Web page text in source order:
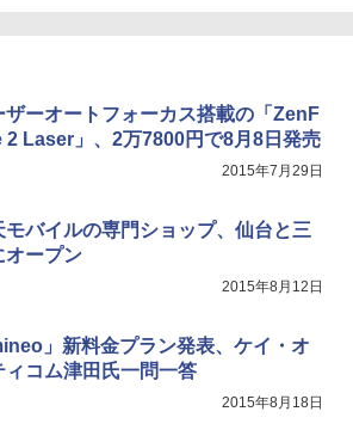
ザーオートフォーカス搭載の「ZenF
2 Laser」、2万7800円で8月8日発売
2015年7月29日
モバイルの専門ショップ、仙台と三
オープン
2015年8月12日
」新料金プラン発表、ケイ・オ
ィコム津田氏一問一答
2015年8月18日